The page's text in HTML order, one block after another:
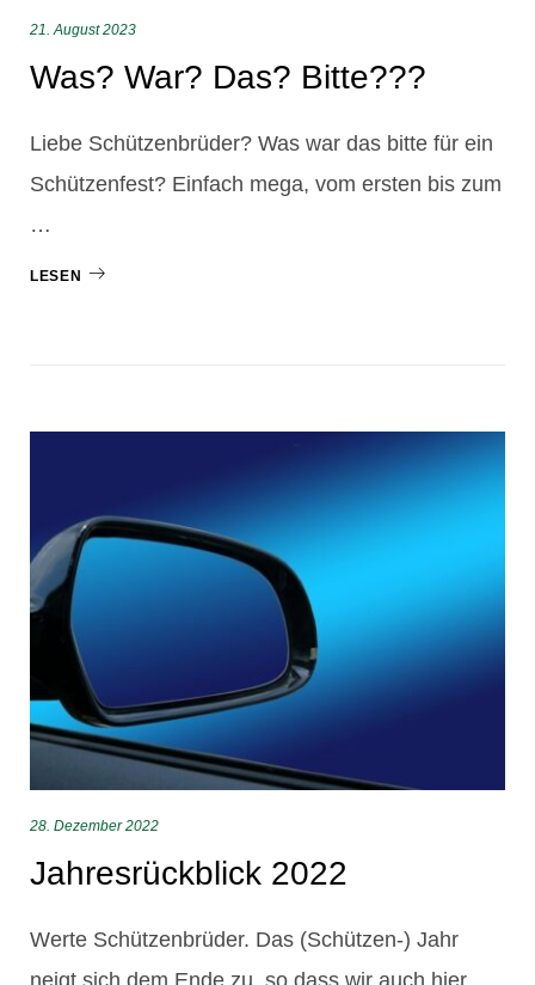
21. August 2023
Was? War? Das? Bitte???
Liebe Schützenbrüder? Was war das bitte für ein
Schützenfest? Einfach mega, vom ersten bis zum
…
LESEN
28. Dezember 2022
Jahresrückblick 2022
Werte Schützenbrüder. Das (Schützen-) Jahr
neigt sich dem Ende zu, so dass wir auch hier …